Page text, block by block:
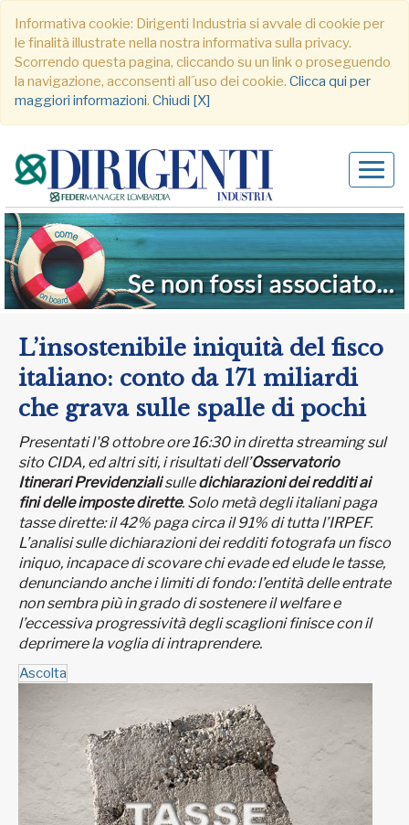
Informativa cookie: Dirigenti Industria si avvale di cookie per
le finalità illustrate nella nostra informativa sulla privacy.
Scorrendo questa pagina, cliccando su un link o proseguendo
la navigazione, acconsenti all´uso dei cookie. Clicca qui per
maggiori informazioni. Chiudi [X]
L’insostenibile iniquità del fisco
italiano: conto da 171 miliardi
che grava sulle spalle di pochi
Presentati l'8 ottobre ore 16:30 in diretta streaming sul
sito CIDA, ed altri siti, i risultati dell’Osservatorio
Itinerari Previdenzialisulledichiarazioni dei redditi ai
fini delle imposte dirette. Solo metà degli italiani paga
tasse dirette: il 42% paga circa il 91% di tutta l’IRPEF.
L’analisi sulle dichiarazioni dei redditi fotografa un fisco
iniquo, incapace di scovare chi evade ed elude le tasse,
denunciando anche i limiti di fondo: l’entità delle entrate
non sembra più in grado di sostenere il welfare e
l’eccessiva progressività degli scaglioni finisce con il
deprimere la voglia di intraprendere.
Ascolta